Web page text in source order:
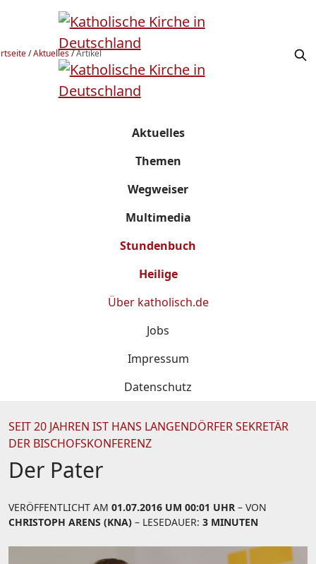
/Aktuelles/Artikel
Aktuelles
Themen
Wegweiser
Multimedia
Stundenbuch
Heilige
Über katholisch.de
Jobs
Impressum
Datenschutz
SEIT 20 JAHREN IST HANS LANGENDÖRFER SEKRETÄR
DER BISCHOFSKONFERENZ
Der Pater
VERÖFFENTLICHT AM 01.07.2016 UM 00:01 UHR – VON
CHRISTOPH ARENS (KNA) – LESEDAUER: 3 MINUTEN